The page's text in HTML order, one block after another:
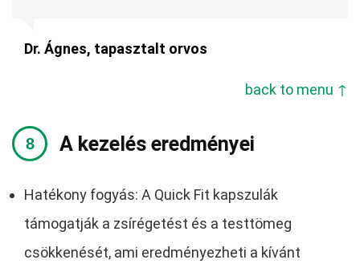
Dr. Ágnes, tapasztalt orvos
back to menu ↑
A kezelés eredményei
Hatékony fogyás: A Quick Fit kapszulák
támogatják a zsírégetést és a testtömeg
csökkenését, ami eredményezheti a kívánt